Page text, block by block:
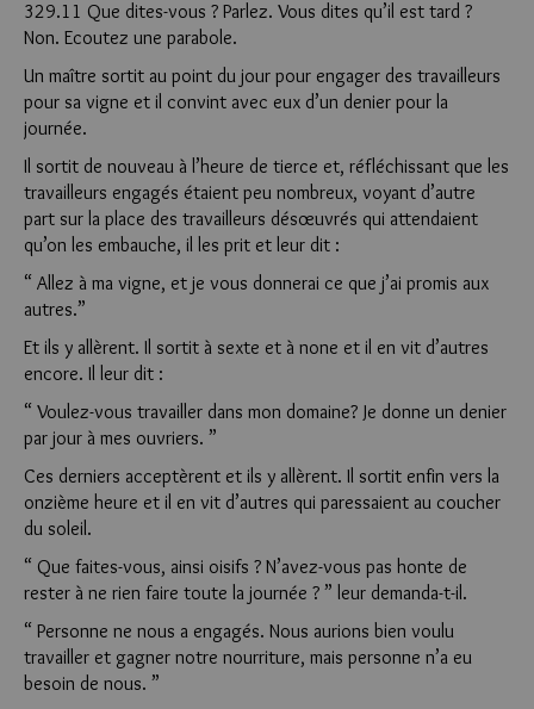
329.11 Que dites-vous ? Parlez. Vous dites qu’il est tard ?
Non. Ecoutez une parabole.
Un maître sortit au point du jour pour engager des travailleurs
pour sa vigne et il convint avec eux d’un denier pour la
journée.
Il sortit de nouveau à l’heure de tierce et, réfléchissant que les
travailleurs engagés étaient peu nombreux, voyant d’autre
part sur la place des travailleurs désœuvrés qui attendaient
qu’on les embauche, il les prit et leur dit :
“ Allez à ma vigne, et je vous donnerai ce que j’ai promis aux
autres.”
Et ils y allèrent. Il sortit à sexte et à none et il en vit d’autres
encore. Il leur dit :
“ Voulez-vous travailler dans mon domaine? Je donne un denier
par jour à mes ouvriers. ”
Ces derniers acceptèrent et ils y allèrent. Il sortit enfin vers la
onzième heure et il en vit d’autres qui paressaient au coucher
du soleil.
“ Que faites-vous, ainsi oisifs ? N’avez-vous pas honte de
rester à ne rien faire toute la journée ? ” leur demanda-t-il.
“ Personne ne nous a engagés. Nous aurions bien voulu
travailler et gagner notre nourriture, mais personne n’a eu
besoin de nous. ”